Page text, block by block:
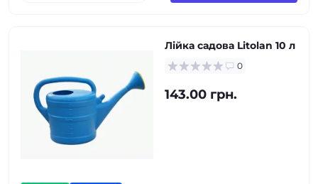
Лійка садова Litolan 10 л
0
143.00 грн.